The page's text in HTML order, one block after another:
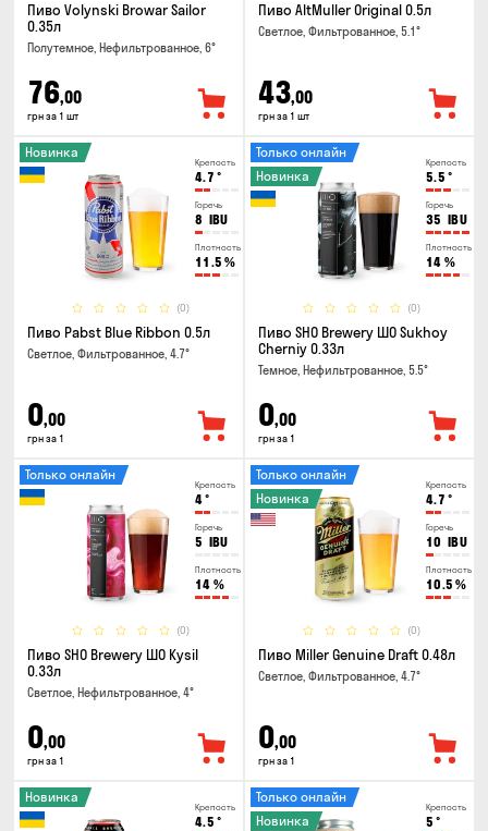
Пиво Volynski Browar Sailor
0.35л
Полутемное, Нефильтрованное, 6°
76,00
грн за 1 шт
Пиво AltMuller Original 0.5л
Светлое, Фильтрованное, 5.1°
43,00
грн за 1 шт
Крепость
4.7 °
Горечь
8 IBU
Плотность
11.5 %
(0)
Новинка
Пиво Pabst Blue Ribbon 0.5л
Светлое, Фильтрованное, 4.7°
0,00
грн за 1
Крепость
5.5 °
Горечь
35 IBU
Плотность
14 %
(0)
Только онлайн
Новинка
Пиво SHO Brewery ШО Sukhoy
Cherniy 0.33л
Темное, Нефильтрованное, 5.5°
0,00
грн за 1
Крепость
4°
Горечь
5 IBU
Плотность
14 %
(0)
Только онлайн
Пиво SHO Brewery ШО Kysil
0.33л
Светлое, Нефильтрованное, 4°
0,00
грн за 1
Крепость
4.7 °
Горечь
10 IBU
Плотность
10.5 %
(0)
Только онлайн
Новинка
Пиво Miller Genuine Draft 0.48л
Светлое, Фильтрованное, 4.7°
0,00
грн за 1
Крепость
4.5 °
Новинка
Крепость
5 °
Только онлайн
Новинка